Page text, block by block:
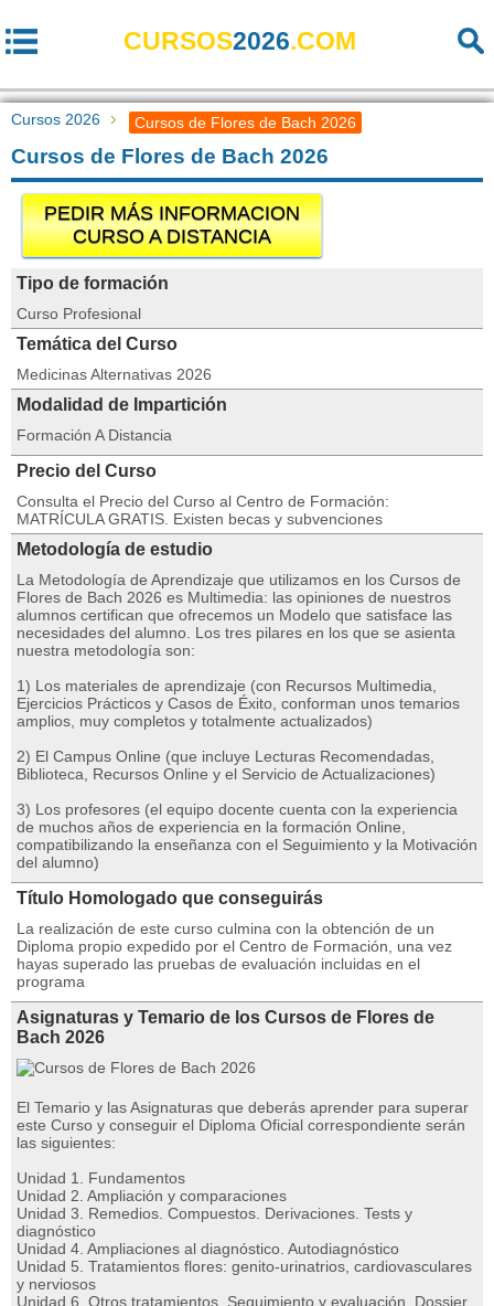
CURSOS2026.COM
Cursos 2026 Cursos de Flores de Bach 2026
Cursos de Flores de Bach 2026
PEDIR MÁS INFORMACION
CURSO A DISTANCIA
Tipo de formación
Curso Profesional
Temática del Curso
Medicinas Alternativas 2026
Modalidad de Impartición
Formación A Distancia
Precio del Curso
Consulta el Precio del Curso al Centro de Formación:
MATRÍCULA GRATIS. Existen becas y subvenciones
Metodología de estudio
La Metodología de Aprendizaje que utilizamos en los Cursos de
Flores de Bach 2026 es Multimedia: las opiniones de nuestros
alumnos certifican que ofrecemos un Modelo que satisface las
necesidades del alumno. Los tres pilares en los que se asienta
nuestra metodología son:
1) Los materiales de aprendizaje (con Recursos Multimedia,
Ejercicios Prácticos y Casos de Éxito, conforman unos temarios
amplios, muy completos y totalmente actualizados)
2) El Campus Online (que incluye Lecturas Recomendadas,
Biblioteca, Recursos Online y el Servicio de Actualizaciones)
3) Los profesores (el equipo docente cuenta con la experiencia
de muchos años de experiencia en la formación Online,
compatibilizando la enseñanza con el Seguimiento y la Motivación
del alumno)
Título Homologado que conseguirás
La realización de este curso culmina con la obtención de un
Diploma propio expedido por el Centro de Formación, una vez
hayas superado las pruebas de evaluación incluidas en el
programa
Asignaturas y Temario de los Cursos de Flores de
Bach 2026
El Temario y las Asignaturas que deberás aprender para superar
este Curso y conseguir el Diploma Oficial correspondiente serán
las siguientes:
Unidad 1. Fundamentos
Unidad 2. Ampliación y comparaciones
Unidad 3. Remedios. Compuestos. Derivaciones. Tests y
diagnóstico
Unidad 4. Ampliaciones al diagnóstico. Autodiagnóstico
Unidad 5. Tratamientos flores: genito-urinatrios, cardiovasculares
y nerviosos
Unidad 6. Otros tratamientos. Seguimiento y evaluación. Dossier